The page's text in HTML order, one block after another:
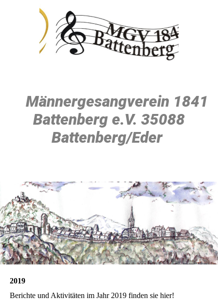
Männergesangverein 1841
Battenberg e.V. 35088
Battenberg/Eder
2019
Berichte und Aktivitäten im Jahr 2019 finden sie hier!